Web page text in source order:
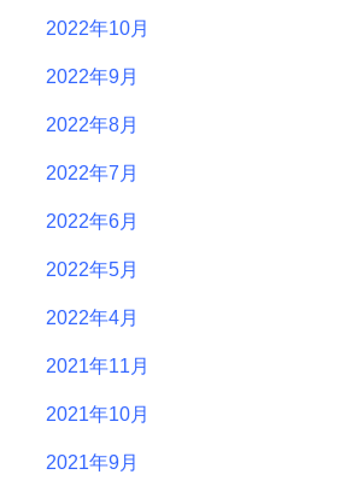
2022年10月
2022年9月
2022年8月
2022年7月
2022年6月
2022年5月
2022年4月
2021年11月
2021年10月
2021年9月